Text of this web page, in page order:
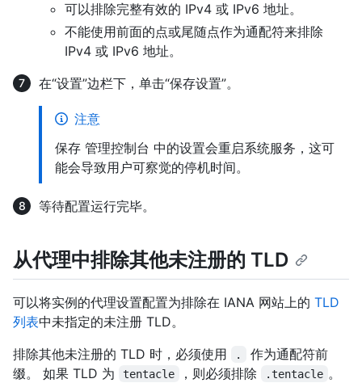
可以排除完整有效的 IPv4 或 IPv6 地址。
不能使用前面的点或尾随点作为通配符来排除
IPv4 或 IPv6 地址。
在“设置”边栏下，单击“保存设置”。
注意
保存 管理控制台 中的设置会重启系统服务，这可
能会导致用户可察觉的停机时间。
等待配置运行完毕。
从代理中排除其他未注册的 TLD
可以将实例的代理设置配置为排除在 IANA 网站上的 TLD
列表中未指定的未注册 TLD。
排除其他未注册的 TLD 时，必须使用
.
作为通配符前
缀。 如果 TLD 为
tentacle ，则必须排除 .tentacle 。